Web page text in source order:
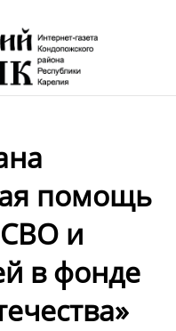
помощь
и
в фонде